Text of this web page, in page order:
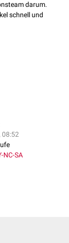
darum.
schnell und
08:52
NC-SA